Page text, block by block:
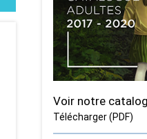
Voir notre
Télécharger (PDF)